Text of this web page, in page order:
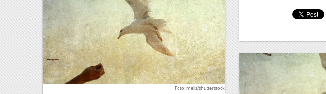
Foto: melis/shutterstock